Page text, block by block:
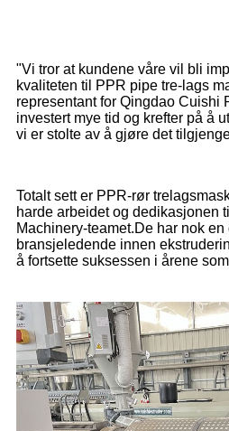
"Vi tror at kundene våre vil bli
kvaliteten til PPR pipe tre-lags
representant for Qingdao Cuishi
investert mye tid og krefter på å
vi er stolte av å gjøre det
Totalt sett er PPR-rør
harde arbeidet og dedikasjonen
Machinery-teamet.De har nok
bransjeledende innen
å fortsette suksessen i årene